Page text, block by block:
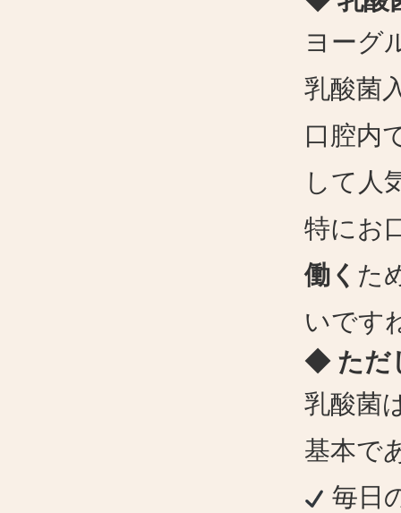
ヨーグ
乳酸菌
口腔内
して人
特にお
働く た
いです
◆ ただ
乳酸菌
基本で
毎日